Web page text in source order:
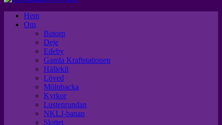
Hem
Om
Butorp
Deje
Edeby
Gamla Kraftstationen
Hällekil
Löved
Mölnbacka
Kyrkor
Lustenrundan
NKLJ-banan
Slottet